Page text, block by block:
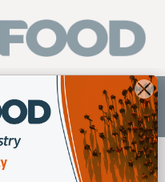
PT